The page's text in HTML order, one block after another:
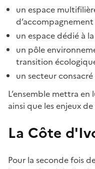
un espace
d’accompagnement
un espace dédié à
un pôle
transition
un secteur
L’ensemble mettra en
ainsi que les enjeux de
La Côte
Pour la seconde fois